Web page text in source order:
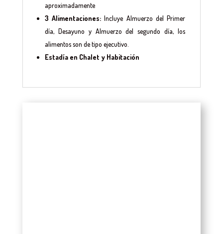
aproximadamente
3 Alimentaciones:Incluye Almuerzo del Primer
día, Desayuno y Almuerzo del segundo día, los
alimentos son de tipo ejecutivo.
Estadía en Chalet y Habitación